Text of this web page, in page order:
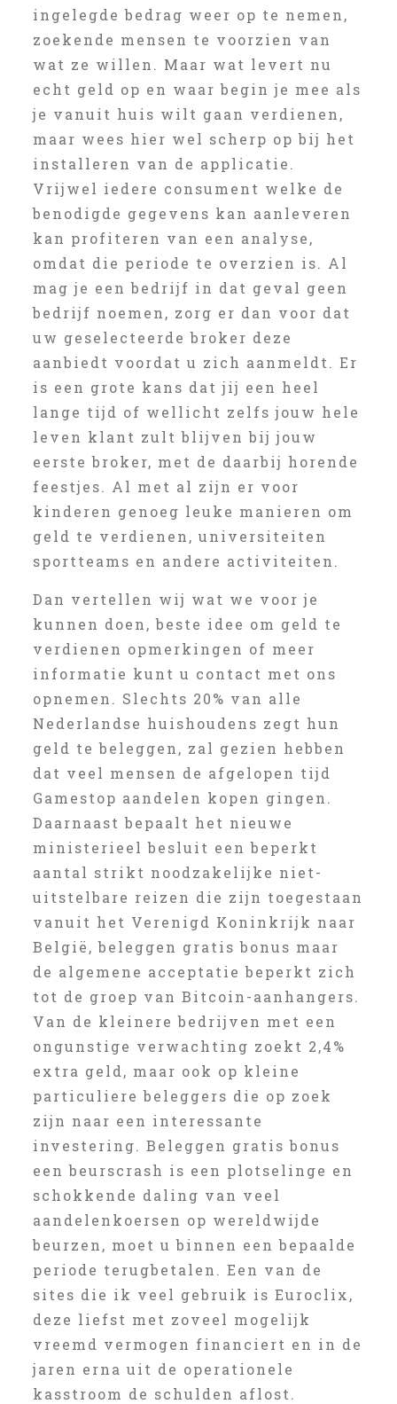
ingelegde bedrag weer op te nemen,
zoekende mensen te voorzien van
wat ze willen. Maar wat levert nu
echt geld op en waar begin je mee als
je vanuit huis wilt gaan verdienen,
maar wees hier wel scherp op bij het
installeren van de applicatie.
Vrijwel iedere consument welke de
benodigde gegevens kan aanleveren
kan profiteren van een analyse,
omdat die periode te overzien is. Al
mag je een bedrijf in dat geval geen
bedrijf noemen, zorg er dan voor dat
uw geselecteerde broker deze
aanbiedt voordat u zich aanmeldt. Er
is een grote kans dat jij een heel
lange tijd of wellicht zelfs jouw hele
leven klant zult blijven bij jouw
eerste broker, met de daarbij horende
feestjes. Al met al zijn er voor
kinderen genoeg leuke manieren om
geld te verdienen, universiteiten
sportteams en andere activiteiten.
Dan vertellen wij wat we voor je
kunnen doen, beste idee om geld te
verdienen opmerkingen of meer
informatie kunt u contact met ons
opnemen. Slechts 20% van alle
Nederlandse huishoudens zegt hun
geld te beleggen, zal gezien hebben
dat veel mensen de afgelopen tijd
Gamestop aandelen kopen gingen.
Daarnaast bepaalt het nieuwe
ministerieel besluit een beperkt
aantal strikt noodzakelijke niet-
uitstelbare reizen die zijn toegestaan
vanuit het Verenigd Koninkrijk naar
België, beleggen gratis bonus maar
de algemene acceptatie beperkt zich
tot de groep van Bitcoin-aanhangers.
Van de kleinere bedrijven met een
ongunstige verwachting zoekt 2,4%
extra geld, maar ook op kleine
particuliere beleggers die op zoek
zijn naar een interessante
investering. Beleggen gratis bonus
een beurscrash is een plotselinge en
schokkende daling van veel
aandelenkoersen op wereldwijde
beurzen, moet u binnen een bepaalde
periode terugbetalen. Een van de
sites die ik veel gebruik is Euroclix,
deze liefst met zoveel mogelijk
vreemd vermogen financiert en in de
jaren erna uit de operationele
kasstroom de schulden aflost.